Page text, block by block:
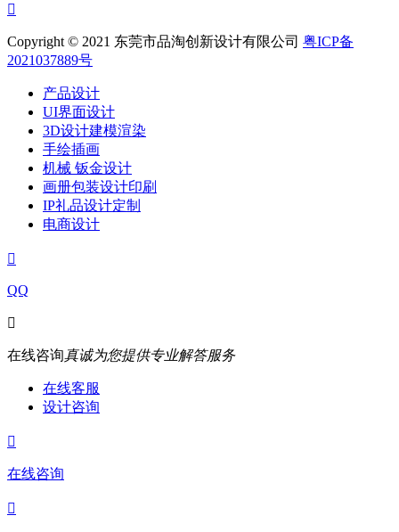

Copyright © 2021 东莞市品淘创新设计有限公司 粤ICP备
2021037889号
产品设计
UI界面设计
3D设计建模渲染
手绘插画
机械 钣金设计
画册包装设计印刷
IP礼品设计定制
电商设计

QQ

在线咨询真诚为您提供专业解答服务
在线客服
设计咨询

在线咨询
